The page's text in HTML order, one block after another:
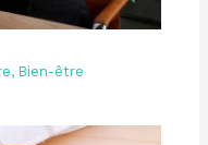
, Bien-être